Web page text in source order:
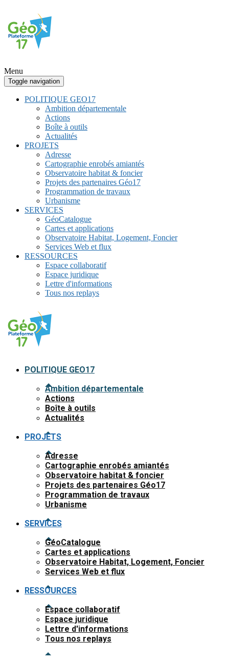
Menu
Toggle navigation
POLITIQUE GEO17
Ambition départementale
Actions
Boîte à outils
Actualités
PROJETS
Adresse
Cartographie enrobés amiantés
Observatoire habitat & foncier
Projets des partenaires Géo17
Programmation de travaux
Urbanisme
SERVICES
GéoCatalogue
Cartes et applications
Observatoire Habitat, Logement, Foncier
Services Web et flux
RESSOURCES
Espace collaboratif
Espace juridique
Lettre d'informations
Tous nos replays
POLITIQUE GEO17
Ambition départementale
Actions
Boîte à outils
Actualités
PROJETS
Adresse
Cartographie enrobés amiantés
Observatoire habitat & foncier
Projets des partenaires Géo17
Programmation de travaux
Urbanisme
SERVICES
GéoCatalogue
Cartes et applications
Observatoire Habitat, Logement, Foncier
Services Web et flux
RESSOURCES
Espace collaboratif
Espace juridique
Lettre d'informations
Tous nos replays